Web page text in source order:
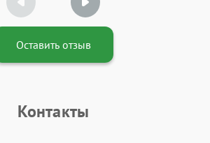
Оставить отзыв
Контакты